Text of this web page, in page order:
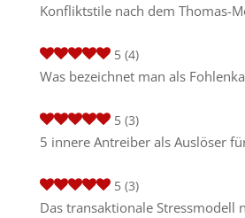
Konfliktstile nach dem Thomas-
5 (4)
Was bezeichnet man als
5 (3)
5 innere Antreiber als Auslöser
5 (3)
Das transaktionale Stressmodell